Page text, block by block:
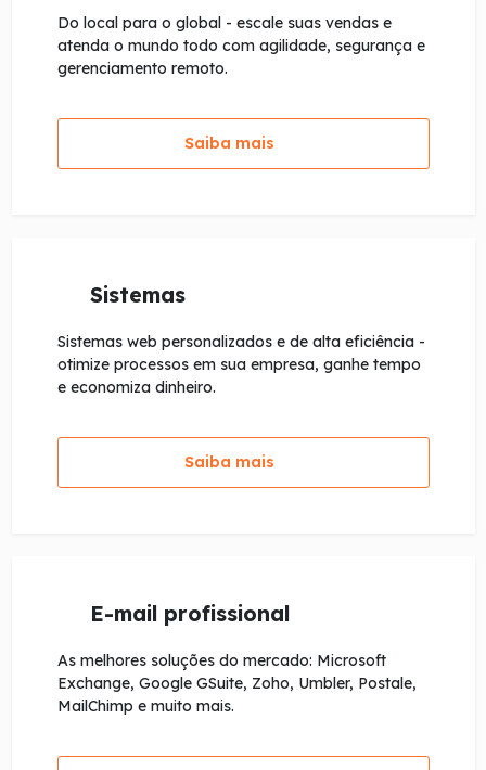
Do local para o global - escale suas vendas e
atenda o mundo todo com agilidade, segurança e
gerenciamento remoto.
Saiba mais
Sistemas
Sistemas web personalizados e de alta eficiência -
otimize processos em sua empresa, ganhe tempo
e economiza dinheiro.
Saiba mais
E-mail profissional
As melhores soluções do mercado: Microsoft
Exchange, Google GSuite, Zoho, Umbler, Postale,
MailChimp e muito mais.